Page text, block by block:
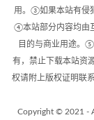
用。③如果本站有侵
④本站部分内容均由
目的与商业用途。
有，禁止下载本站资
权请附上版权证明联
Copyright © 2021 -